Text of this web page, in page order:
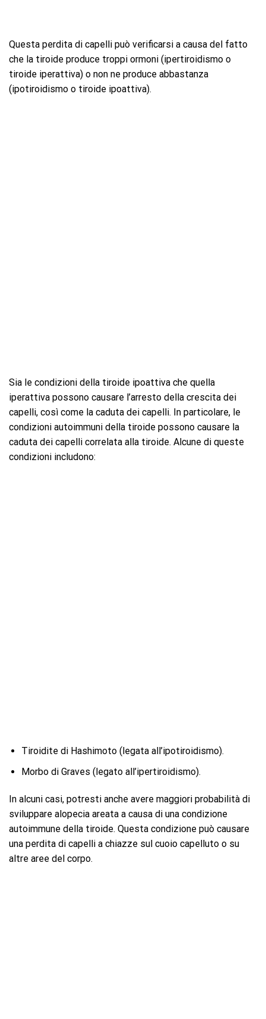
Questa perdita di capelli può verificarsi a causa del fatto
che la tiroide produce troppi ormoni (ipertiroidismo o
tiroide iperattiva) o non ne produce abbastanza
(ipotiroidismo o tiroide ipoattiva).
Sia le condizioni della tiroide ipoattiva che quella
iperattiva possono causare l’arresto della crescita dei
capelli, così come la caduta dei capelli. In particolare, le
condizioni autoimmuni della tiroide possono causare la
caduta dei capelli correlata alla tiroide. Alcune di queste
condizioni includono:
Tiroidite di Hashimoto (legata all’ipotiroidismo).
Morbo di Graves (legato all’ipertiroidismo).
In alcuni casi, potresti anche avere maggiori probabilità di
sviluppare alopecia areata a causa di una condizione
autoimmune della tiroide. Questa condizione può causare
una perdita di capelli a chiazze sul cuoio capelluto o su
altre aree del corpo.